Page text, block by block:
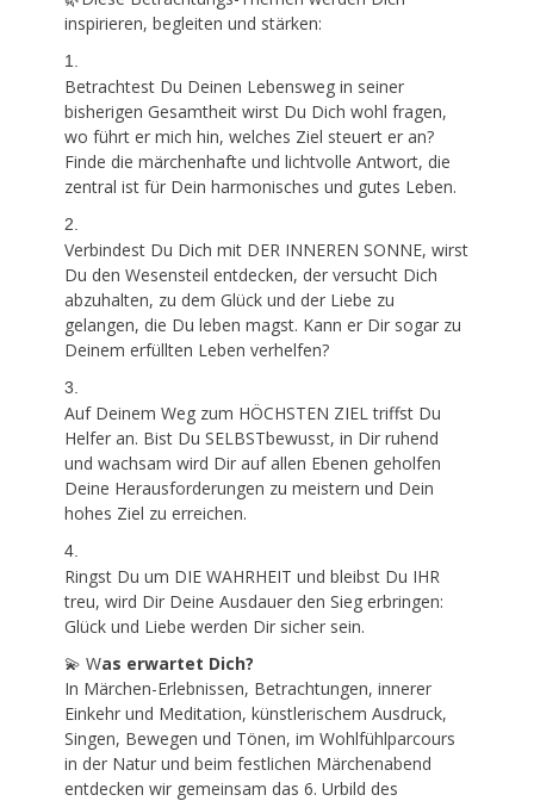
inspirieren, begleiten und stärken:
1.
Betrachtest Du Deinen Lebensweg in seiner
bisherigen Gesamtheit wirst Du Dich wohl fragen,
wo führt er mich hin, welches Ziel steuert er an?
Finde die märchenhafte und lichtvolle Antwort, die
zentral ist für Dein harmonisches und gutes Leben.
2.
Verbindest Du Dich mit DER INNEREN SONNE, wirst
Du den Wesensteil entdecken, der versucht Dich
abzuhalten, zu dem Glück und der Liebe zu
gelangen, die Du leben magst. Kann er Dir sogar zu
Deinem erfüllten Leben verhelfen?
3.
Auf Deinem Weg zum HÖCHSTEN ZIEL triffst Du
Helfer an. Bist Du SELBSTbewusst, in Dir ruhend
und wachsam wird Dir auf allen Ebenen geholfen
Deine Herausforderungen zu meistern und Dein
hohes Ziel zu erreichen.
4.
Ringst Du um DIE WAHRHEIT und bleibst Du IHR
treu, wird Dir Deine Ausdauer den Sieg erbringen:
Glück und Liebe werden Dir sicher sein.
💫 Was erwartet Dich?
In Märchen-Erlebnissen, Betrachtungen, innerer
Einkehr und Meditation, künstlerischem Ausdruck,
Singen, Bewegen und Tönen, im Wohlfühlparcours
in der Natur und beim festlichen Märchenabend
entdecken wir gemeinsam das 6. Urbild des